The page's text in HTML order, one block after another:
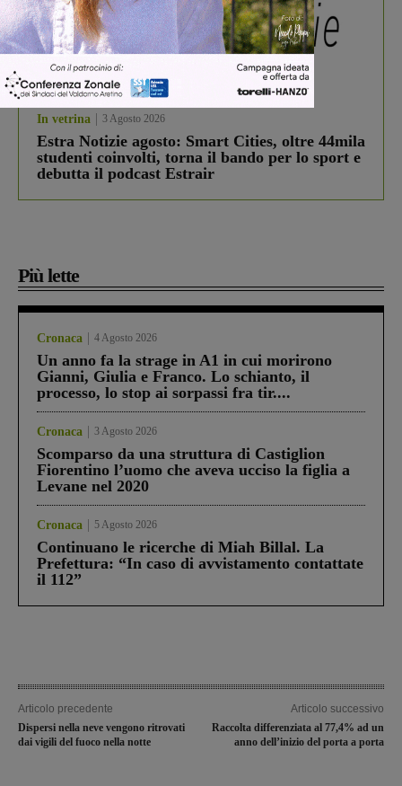
In vetrina 3 Agosto 2026
Estra Notizie agosto: Smart Cities, oltre 44mila
studenti coinvolti, torna il bando per lo sport e
debutta il podcast Estrair
Più lette
Cronaca 4 Agosto 2026
Un anno fa la strage in A1 in cui morirono
Gianni, Giulia e Franco. Lo schianto, il
processo, lo stop ai sorpassi fra tir....
Cronaca 3 Agosto 2026
Scomparso da una struttura di Castiglion
Fiorentino l’uomo che aveva ucciso la figlia a
Levane nel 2020
Cronaca 5 Agosto 2026
Continuano le ricerche di Miah Billal. La
Prefettura: “In caso di avvistamento contattate
il 112”
Articolo precedente
Dispersi nella neve vengono ritrovati
dai vigili del fuoco nella notte
Articolo successivo
Raccolta differenziata al 77,4% ad un
anno dell’inizio del porta a porta